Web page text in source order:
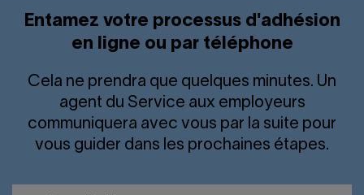
Entamez votre processus d'adhésion
en ligne ou par téléphone
Cela ne prendra que quelques minutes. Un
agent du Service aux employeurs
communiquera avec vous par la suite pour
vous guider dans les prochaines étapes.